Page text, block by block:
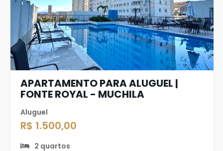
APARTAMENTO PARA ALUGUEL |
FONTE ROYAL - MUCHILA
Aluguel
R$ 1.500,00
2 quartos